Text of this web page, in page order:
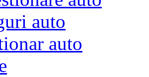
auto
auto